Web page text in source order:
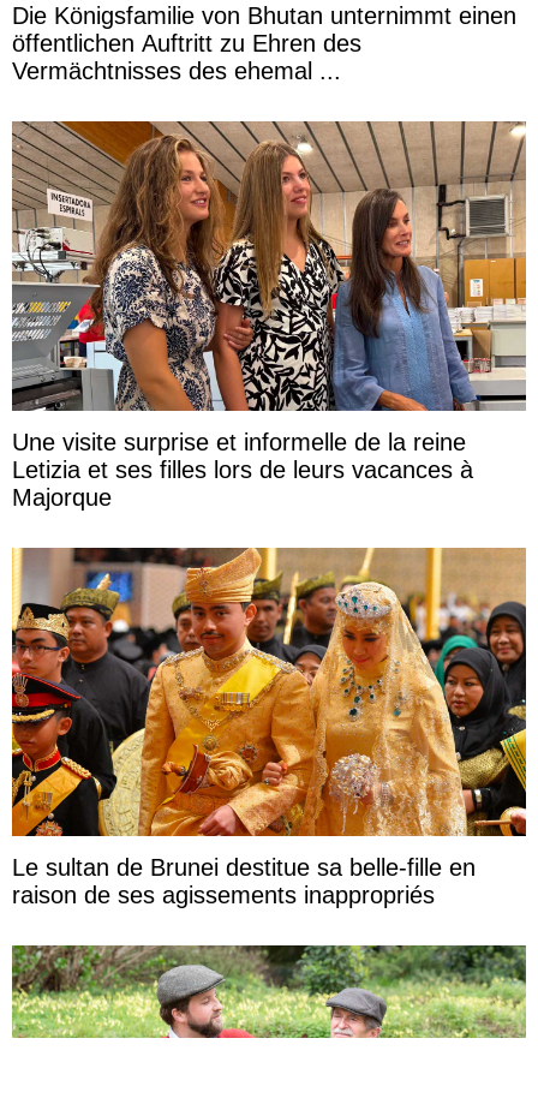
Die Königsfamilie von Bhutan unternimmt einen
öffentlichen Auftritt zu Ehren des
Vermächtnisses des ehemal ...
Une visite surprise et informelle de la reine
Letizia et ses filles lors de leurs vacances à
Majorque
Le sultan de Brunei destitue sa belle-fille en
raison de ses agissements inappropriés